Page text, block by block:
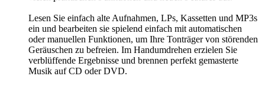
Lesen Sie einfach alte Aufnahmen, LPs, Kassetten und MP3s
ein und bearbeiten sie spielend einfach mit automatischen
oder manuellen Funktionen, um Ihre Tonträger von störenden
Geräuschen zu befreien. Im Handumdrehen erzielen Sie
verblüffende Ergebnisse und brennen perfekt gemasterte
Musik auf CD oder DVD.